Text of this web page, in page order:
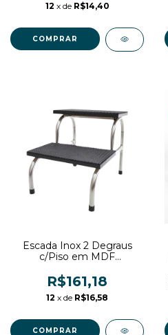
12 x de R$14,40
Escada Inox 2 Degraus
c/Piso em MDF
c/Antiderrapante 120kg
R$161,18
12 x de R$16,58